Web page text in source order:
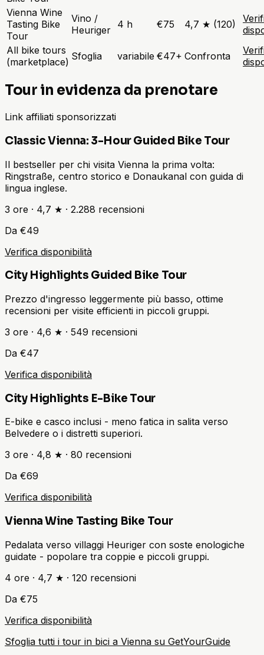
Vienna Wine
Tasting Bike
Tour
Vino /
Heuriger 4 h €75 4,7 ★ (120)
All bike tours
(marketplace) Sfoglia variabile €47+ Confronta
Tour in evidenza da prenotare
Link affiliati sponsorizzati
Classic Vienna: 3-Hour Guided Bike Tour
Il bestseller per chi visita Vienna la prima volta:
Ringstraße, centro storico e Donaukanal con guida di
lingua inglese.
3 ore · 4,7 ★ · 2.288 recensioni
Da €49
Verifica disponibilità
City Highlights Guided Bike Tour
Prezzo d'ingresso leggermente più basso, ottime
recensioni per visite efficienti in piccoli gruppi.
3 ore · 4,6 ★ · 549 recensioni
Da €47
Verifica disponibilità
City Highlights E-Bike Tour
E-bike e casco inclusi - meno fatica in salita verso
Belvedere o i distretti superiori.
3 ore · 4,8 ★ · 80 recensioni
Da €69
Verifica disponibilità
Vienna Wine Tasting Bike Tour
Pedalata verso villaggi Heuriger con soste enologiche
guidate - popolare tra coppie e piccoli gruppi.
4 ore · 4,7 ★ · 120 recensioni
Da €75
Verifica disponibilità
Sfoglia tutti i tour in bici a Vienna su GetYourGuide